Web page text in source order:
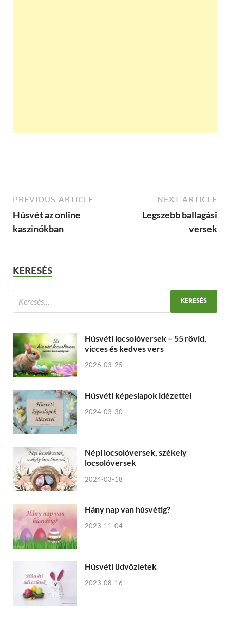
PREVIOUS ARTICLE
Húsvét az online
kaszinókban
NEXT ARTICLE
Legszebb ballagási
versek
KERESÉS
Húsvéti locsolóversek – 55 rövid,
vicces és kedves vers
2026-03-25
Húsvéti képeslapok idézettel
2024-03-30
Népi locsolóversek, székely
locsolóversek
2024-03-18
Hány nap van húsvétig?
2023-11-04
Húsvéti üdvözletek
2023-08-16